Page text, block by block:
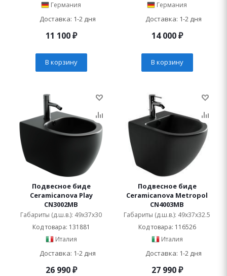
Германия
Доставка: 1-2 дня
11 100₽
В корзину
Германия
Доставка: 1-2 дня
14 000₽
В корзину
Подвесное биде
Ceramicanova Play
CN3002MB
Габариты (д.ш.в.): 49x37x30
Код товара: 131881
Италия
Доставка: 1-2 дня
26 990₽
Подвесное биде
Ceramicanova Metropol
CN4003MB
Габариты (д.ш.в.): 49x37x32.5
Код товара: 116526
Италия
Доставка: 1-2 дня
27 990₽